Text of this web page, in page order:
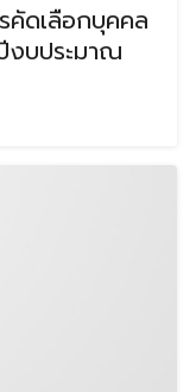
คัดเลือกบุคคล
งบประมาณ